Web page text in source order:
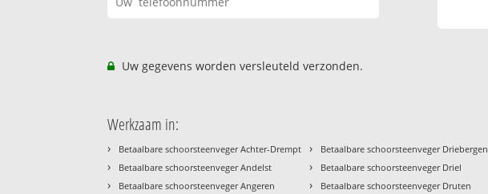
Uw gegevens worden versleuteld verzonden.
Werkzaam in:
› Betaalbare schoorsteenveger Achter-Drempt
› Betaalbare schoorsteenveger Andelst
› Betaalbare schoorsteenveger Angeren
› Betaalbare schoorsteenveger Driebergen
› Betaalbare schoorsteenveger Driel
› Betaalbare schoorsteenveger Druten